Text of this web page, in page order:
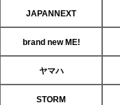
JAPANNEXT
brand new ME!
ヤマハ
STORM